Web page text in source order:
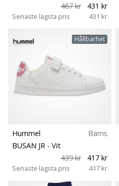
467 kr
431 kr
Senaste lägsta pris 431 kr
Hållbarhet
Hummel
Barns
BUSAN JR - Vit
439 kr
417 kr
Senaste lägsta pris 417 kr